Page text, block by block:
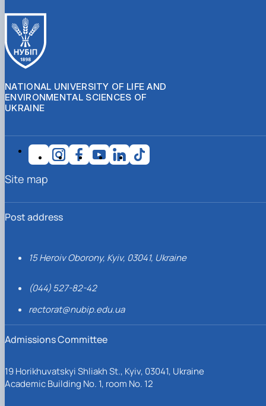
NATIONAL UNIVERSITY OF LIFE AND
ENVIRONMENTAL SCIENCES OF
UKRAINE
Post address
15 Heroiv Oborony, Kyiv, 03041, Ukraine
(044) 527-82-42
rectorat@nubip.edu.ua
Admissions Committee
19 Horikhuvatskyi Shliakh St., Kyiv, 03041, Ukraine
Academic Building No. 1, room No. 12
Site map